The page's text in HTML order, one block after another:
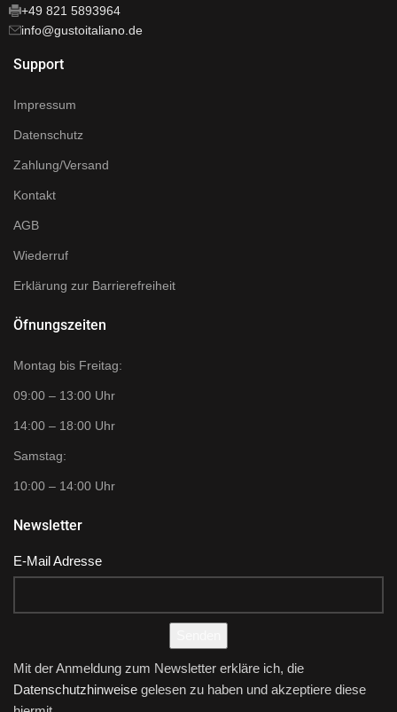
+49 821 5893964
info@gustoitaliano.de
Support
Impressum
Datenschutz
Zahlung/Versand
Kontakt
AGB
Wiederruf
Erklärung zur Barrierefreiheit
Öfnungszeiten
Montag bis Freitag:
09:00 – 13:00 Uhr
14:00 – 18:00 Uhr
Samstag:
10:00 – 14:00 Uhr
Newsletter
E-Mail Adresse
Mit der Anmeldung zum Newsletter erkläre ich, die
Datenschutzhinweise gelesen zu haben und akzeptiere diese